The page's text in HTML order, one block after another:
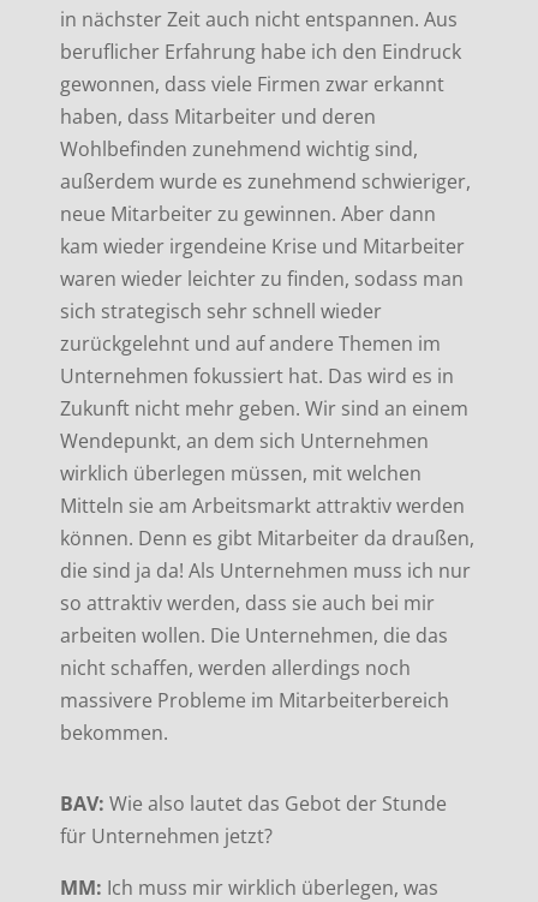
in nächster Zeit auch nicht entspannen. Aus
beruflicher Erfahrung habe ich den Eindruck
gewonnen, dass viele Firmen zwar erkannt
haben, dass Mitarbeiter und deren
Wohlbefinden zunehmend wichtig sind,
außerdem wurde es zunehmend schwieriger,
neue Mitarbeiter zu gewinnen. Aber dann
kam wieder irgendeine Krise und Mitarbeiter
waren wieder leichter zu finden, sodass man
sich strategisch sehr schnell wieder
zurückgelehnt und auf andere Themen im
Unternehmen fokussiert hat. Das wird es in
Zukunft nicht mehr geben. Wir sind an einem
Wendepunkt, an dem sich Unternehmen
wirklich überlegen müssen, mit welchen
Mitteln sie am Arbeitsmarkt attraktiv werden
können. Denn es gibt Mitarbeiter da draußen,
die sind ja da! Als Unternehmen muss ich nur
so attraktiv werden, dass sie auch bei mir
arbeiten wollen. Die Unternehmen, die das
nicht schaffen, werden allerdings noch
massivere Probleme im Mitarbeiterbereich
bekommen.
BAV: Wie also lautet das Gebot der Stunde
für Unternehmen jetzt?
MM: Ich muss mir wirklich überlegen, was